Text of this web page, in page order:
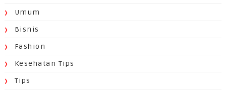
Umum
Bisnis
Fashion
Kesehatan Tips
Tips